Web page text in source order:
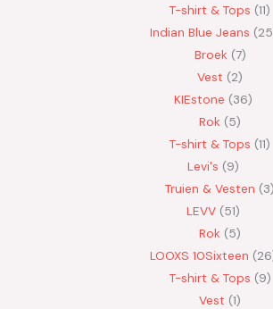
T-shirt & Tops 11
Indian Blue Jeans 25
Broek 7
Vest
2
KIEstone
36
Rok 5
T-shirt & Tops 11
Levi's
9
Truien & Vesten
3
LEVV 51
Rok 5
LOOXS 10Sixteen
26
T-shirt & Tops 9
Vest 1